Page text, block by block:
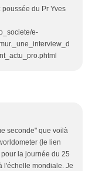
du Pr Yves
e-
seconde" que voilà
(le lien
la journée du 25
l'échelle mondiale. Je